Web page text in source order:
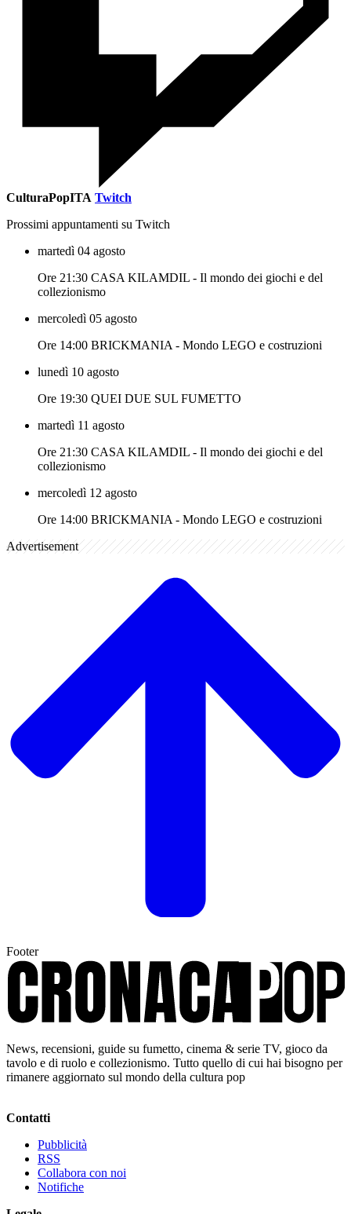
CulturaPopITA Twitch
Prossimi appuntamenti su Twitch
martedì 04 agosto
Ore 21:30 CASA KILAMDIL - Il mondo dei giochi e del
collezionismo
mercoledì 05 agosto
Ore 14:00 BRICKMANIA - Mondo LEGO e costruzioni
lunedì 10 agosto
Ore 19:30 QUEI DUE SUL FUMETTO
martedì 11 agosto
Ore 21:30 CASA KILAMDIL - Il mondo dei giochi e del
collezionismo
mercoledì 12 agosto
Ore 14:00 BRICKMANIA - Mondo LEGO e costruzioni
Advertisement
Footer
News, recensioni, guide su fumetto, cinema & serie TV, gioco da
tavolo e di ruolo e collezionismo. Tutto quello di cui hai bisogno per
rimanere aggiornato sul mondo della cultura pop
Contatti
Pubblicità
RSS
Collabora con noi
Notifiche